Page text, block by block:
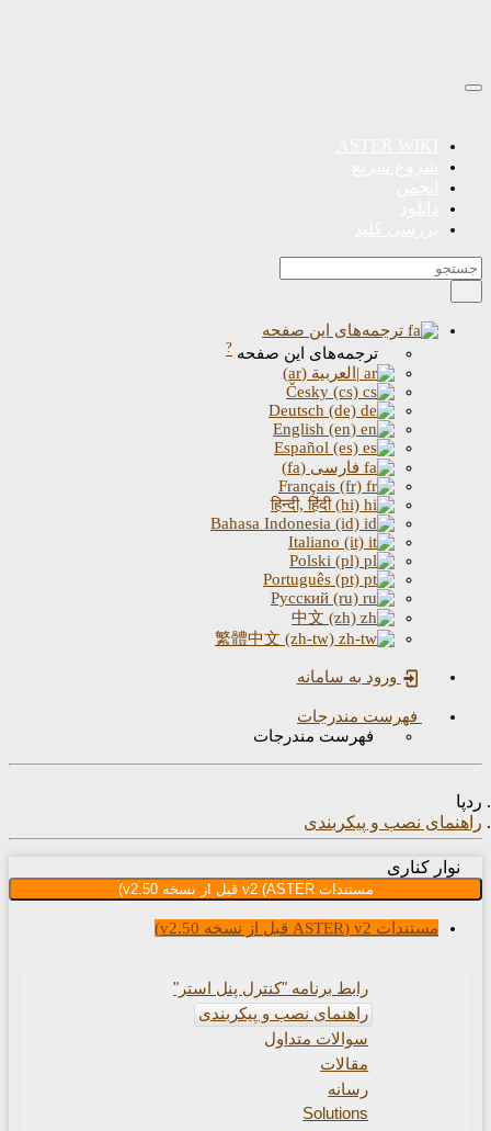
ASTER WIKI
شروع سریع
انجمن
دانلود
بررسی کلید
ترجمه‌های این صفحه
ترجمه‌های این صفحه ?
|العربية (ar)
Česky (cs)
Deutsch (de)
English (en)
Español (es)
فارسی (fa)
Русский (ru)
中文 (zh)
繁體中文 (zh-tw)
ورود به سامانه
فهرست مندرجات
فهرست مندرجات
نصب و پیکربندی
کناری
مستندات v2 (ASTER قبل از نسخه v2.50)
مستندات v2 (ASTER قبل از نسخه v2.50)
رابط برنامه "کنترل پنل استر"
راهنمای نصب و پیکربندی
سوالات متداول
مقالات
رسانه
Solutions